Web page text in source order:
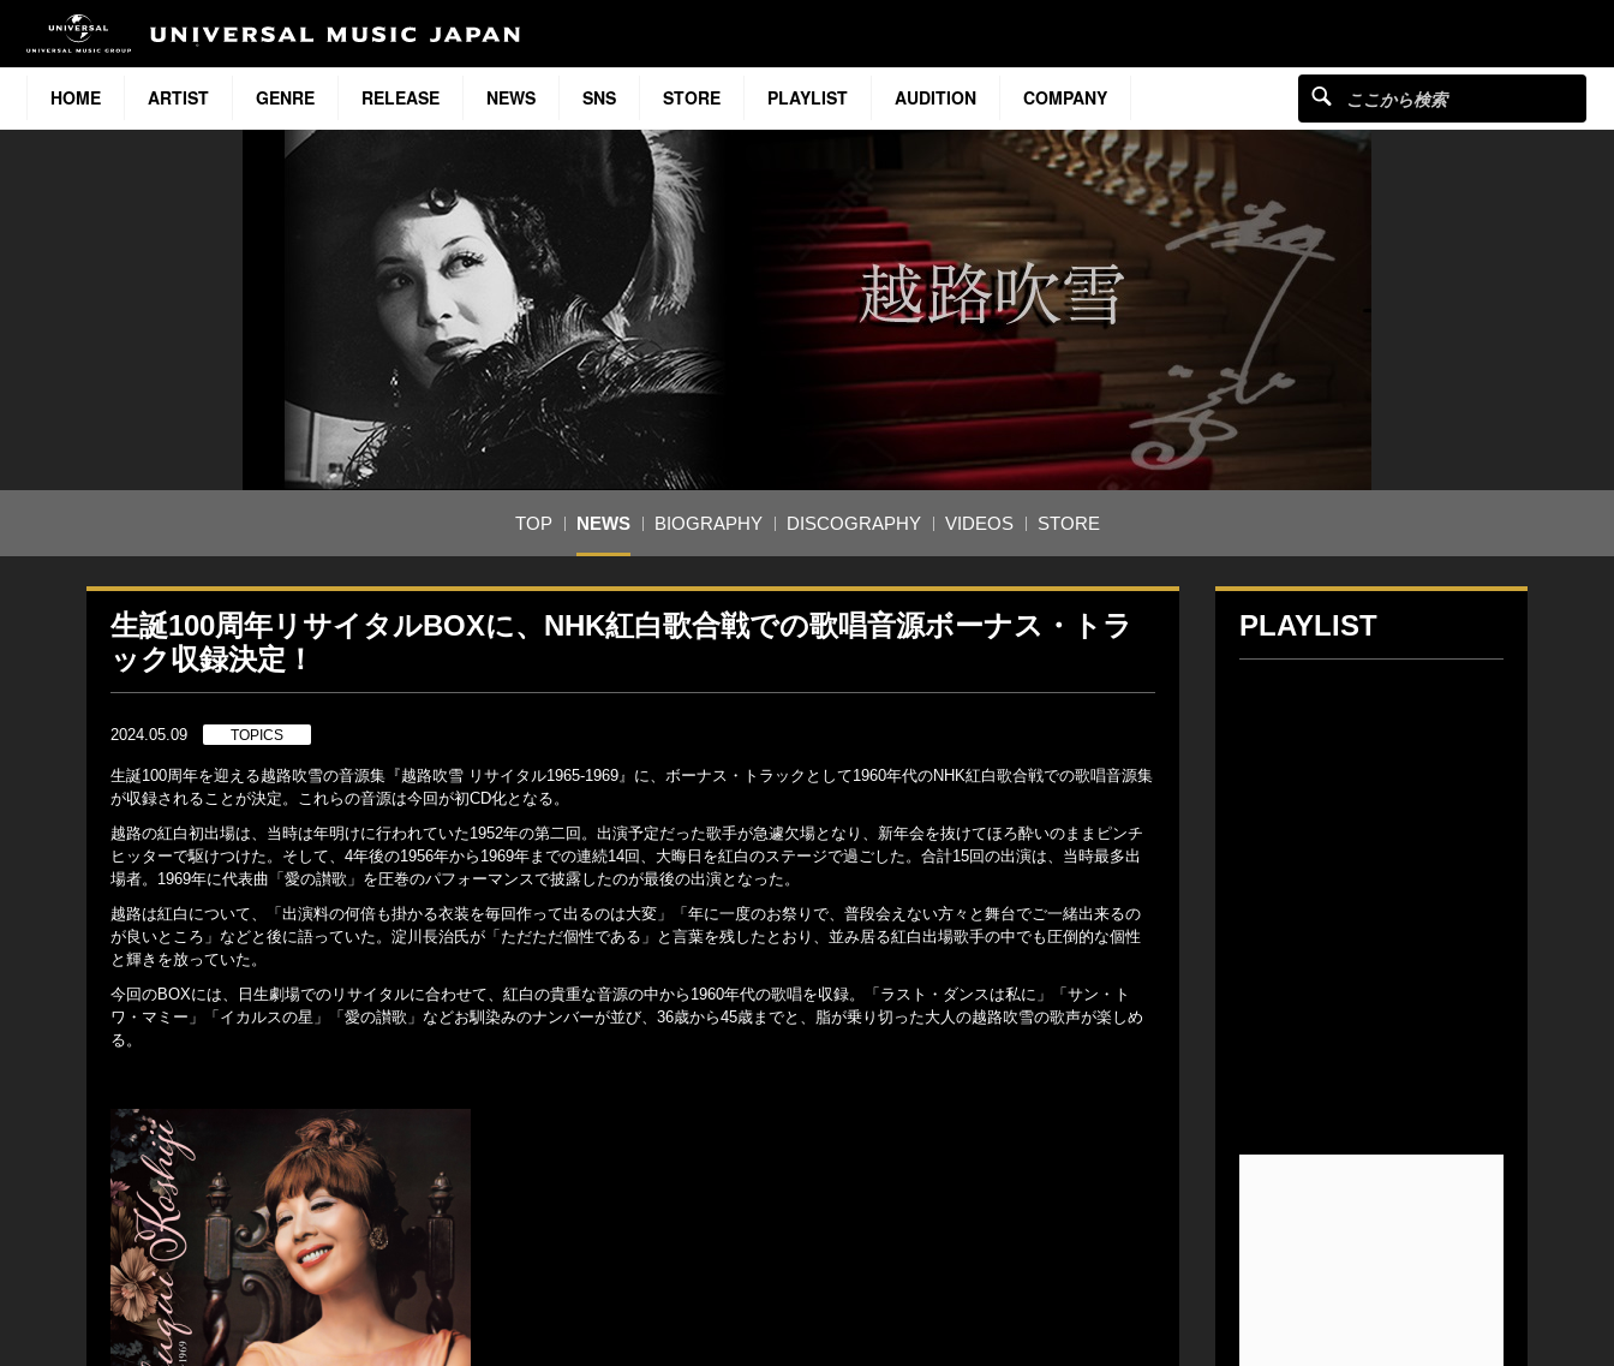
HOME ARTIST GENRE RELEASE NEWS SNS STORE PLAYLIST AUDITION COMPANY
TOP NEWS BIOGRAPHY DISCOGRAPHY VIDEOS STORE
生誕100周年リサイタルBOXに、NHK紅白歌合戦での歌唱音源ボーナス・トラ
ック収録決定！
2024.05.09 TOPICS
生誕100周年を迎える越路吹雪の音源集『越路吹雪 リサイタル1965-1969』に、ボーナス・トラックとして1960年代のNHK紅白歌合戦での歌唱音源集
が収録されることが決定。これらの音源は今回が初CD化となる。
越路の紅白初出場は、当時は年明けに行われていた1952年の第二回。出演予定だった歌手が急遽欠場となり、新年会を抜けてほろ酔いのままピンチ
ヒッターで駆けつけた。そして、4年後の1956年から1969年までの連続14回、大晦日を紅白のステージで過ごした。合計15回の出演は、当時最多出
場者。1969年に代表曲「愛の讃歌」を圧巻のパフォーマンスで披露したのが最後の出演となった。
越路は紅白について、「出演料の何倍も掛かる衣装を毎回作って出るのは大変」「年に一度のお祭りで、普段会えない方々と舞台でご一緒出来るの
が良いところ」などと後に語っていた。淀川長治氏が「ただただ個性である」と言葉を残したとおり、並み居る紅白出場歌手の中でも圧倒的な個性
と輝きを放っていた。
今回のBOXには、日生劇場でのリサイタルに合わせて、紅白の貴重な音源の中から1960年代の歌唱を収録。「ラスト・ダンスは私に」「サン・ト
ワ・マミー」「イカルスの星」「愛の讃歌」などお馴染みのナンバーが並び、36歳から45歳までと、脂が乗り切った大人の越路吹雪の歌声が楽しめ
る。
PLAYLIST